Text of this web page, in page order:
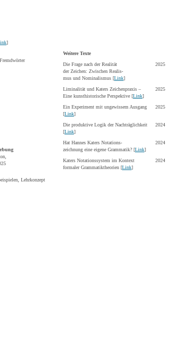
]
Lehrkonzept
Weitere Texte
Die Frage nach der Realität
der Zeichen: Zwischen Realis-
mus und Nominalismus [Link]
2025
Liminalität und Katers Zeichenpraxis –
Eine kunsthistorische Perspektive [Link]
2025
Ein Experiment mit ungewissem Ausgang
[Link]
2025
Die produktive Logik der Nachträglichkeit
[Link]
2024
Hat Hannes Katers Notations-
zeichnung eine eigene Grammatik? [Link]
2024
Katers Notationssystem im Kontext
formaler Grammatiktheorien [Link]
2024